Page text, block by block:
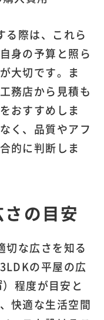
る際は、これら
身の予算と照ら
大切です。ま
務店から見積も
おすすめしま
く、品質やアフ
的に判断しま
の目安
切な広さを知る
の平屋の広
程度が目安と
快適な生活空間